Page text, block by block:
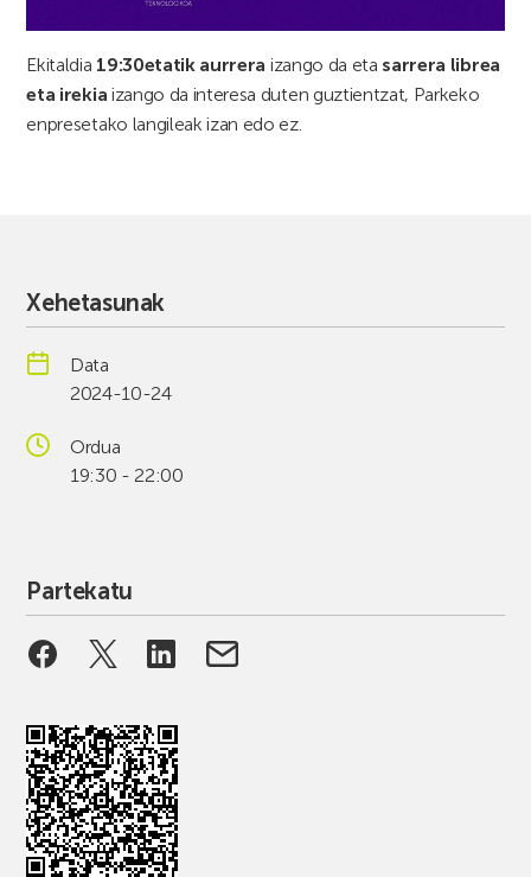
Ekitaldia 19:30etatik aurrera izango da eta sarrera librea
eta irekia izango da interesa duten guztientzat, Parkeko
enpresetako langileak izan edo ez.
Xehetasunak
Data
2024-10-24
Ordua
19:30 - 22:00
Partekatu